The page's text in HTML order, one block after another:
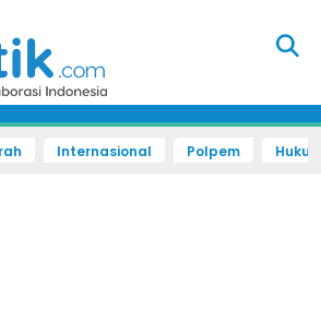
Internasional Polpem